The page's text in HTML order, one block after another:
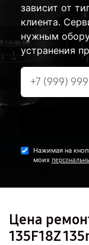
зависит от
клиента.
нужным
устранения
Нажимая на
моих
Цена
135F18Z